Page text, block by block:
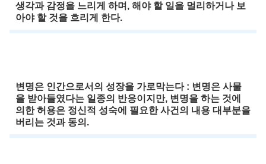
생각과 감정을 느리게 하며, 해야 할 일을 멀리하거나 보
아야 할 것을 흐리게 한다.
변명은 인간으로서의 성장을 가로막는다 : 변명은 사물
을 받아들였다는 일종의 반응이지만, 변명을 하는 것에
의한 허용은 정신적 성숙에 필요한 사건의 내용 대부분을
버리는 것과 동의.